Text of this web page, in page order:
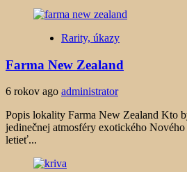
Rarity, úkazy
Farma New Zealand
6 rokov ago administrator
Popis lokality Farma New Zealand Kto
jedinečnej atmosféry exotického Nového
letieť...